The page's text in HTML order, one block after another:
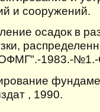
и сооружений.
осадок в
1983.-
, 1990.